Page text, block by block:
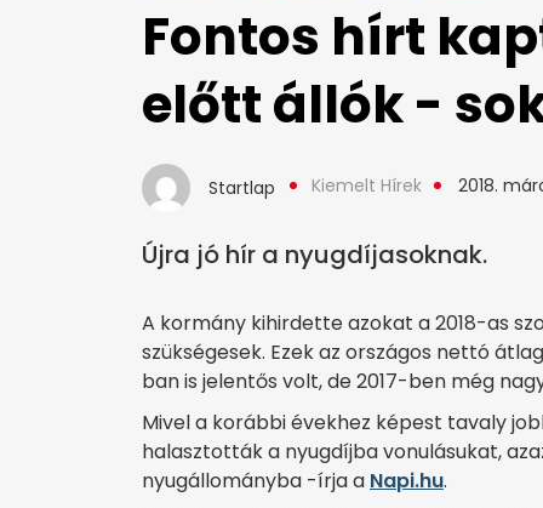
Fontos hírt
előtt állók -
Startlap Kiemelt Hírek 2018.
Újra jó hír a nyugdíjasoknak.
A kormány kihirdette azokat a 2018-as
szükségesek. Ezek az országos nettó
ban is jelentős volt, de 2017-ben még
Mivel a korábbi évekhez képest tavaly
halasztották a nyugdíjba vonulásukat,
nyugállományba -írja a Napi.hu.